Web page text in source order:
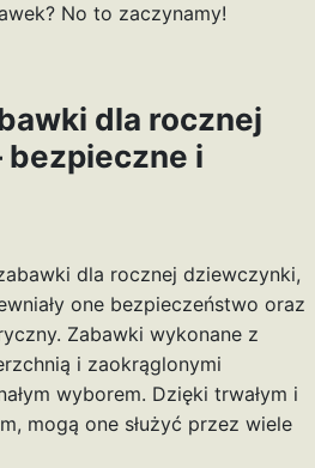
No to zaczynamy!
dla rocznej
bezpieczne i
dla rocznej dziewczynki,
one bezpieczeństwo oraz
Zabawki wykonane z
i zaokrąglonymi
wyborem. Dzięki trwałym i
mogą one służyć przez wiele